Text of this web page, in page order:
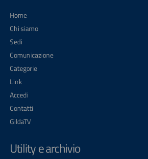
Home
Chi siamo
Sedi
Comunicazione
Categorie
Link
Accedi
Contatti
GildaTV
Utility e archivio